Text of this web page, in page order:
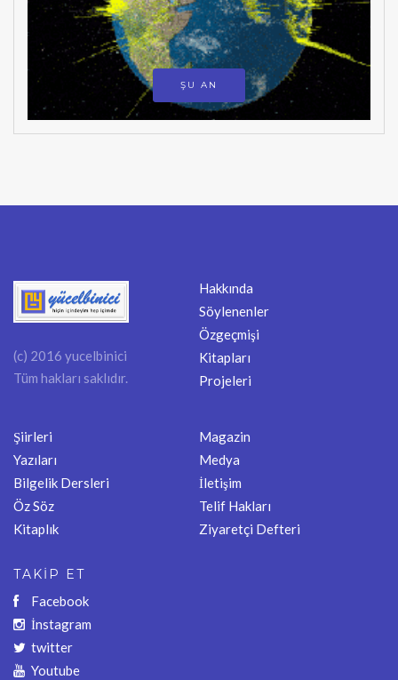
ŞU AN
(c) 2016 yucelbinici
Tüm hakları saklıdır.
Hakkında
Söylenenler
Özgeçmişi
Kitapları
Projeleri
Şiirleri
Yazıları
Bilgelik Dersleri
Öz Söz
Kitaplık
Magazin
Medya
İletişim
Telif Hakları
Ziyaretçi Defteri
TAKİP ET
Facebook
İnstagram
twitter
Youtube